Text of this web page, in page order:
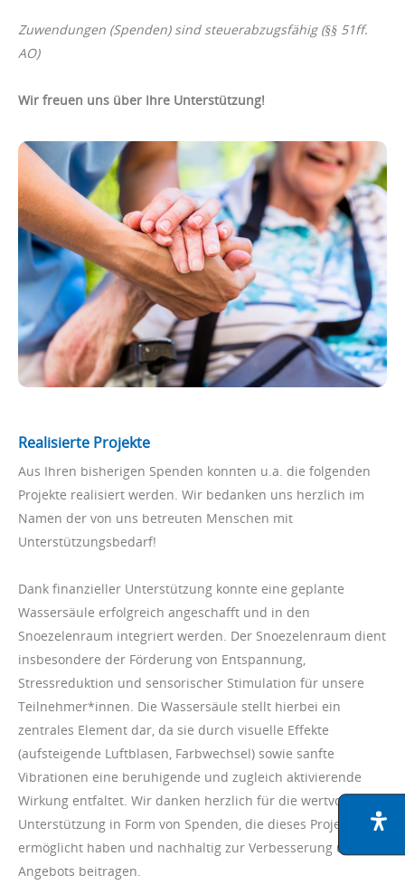
Zuwendungen (Spenden) sind steuerabzugsfähig (§§ 51ff.
AO)
Wir freuen uns über Ihre Unterstützung!
Realisierte Projekte
Aus Ihren bisherigen Spenden konnten u.a. die folgenden
Projekte realisiert werden. Wir bedanken uns herzlich im
Namen der von uns betreuten Menschen mit
Unterstützungsbedarf!
Dank finanzieller Unterstützung konnte eine geplante
Wassersäule erfolgreich angeschafft und in den
Snoezelenraum integriert werden. Der Snoezelenraum dient
insbesondere der Förderung von Entspannung,
Stressreduktion und sensorischer Stimulation für unsere
Teilnehmer*innen. Die Wassersäule stellt hierbei ein
zentrales Element dar, da sie durch visuelle Effekte
(aufsteigende Luftblasen, Farbwechsel) sowie sanfte
Vibrationen eine beruhigende und zugleich aktivierende
Wirkung entfaltet. Wir danken herzlich für die wertvolle
Unterstützung in Form von Spenden, die dieses Projekt
ermöglicht haben und nachhaltig zur Verbesserung unseres
Angebots beitragen.